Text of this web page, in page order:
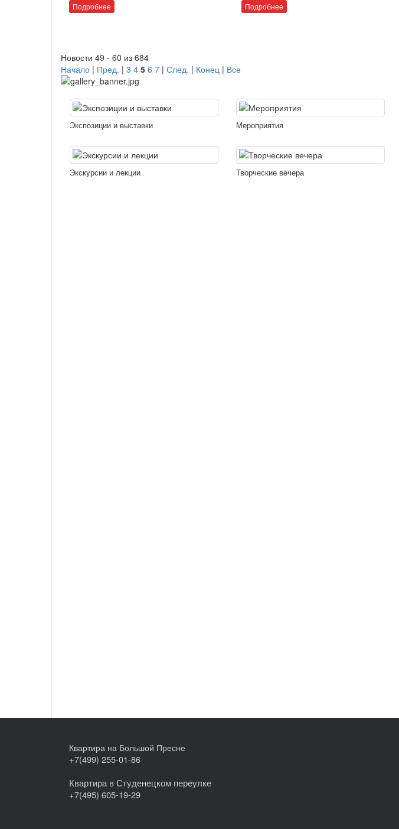
Подробнее Подробнее
Новости 49 - 60 из 684
Начало | Пред. | 3 4 5 6 7 | След. | Конец | Все
Экспозиции и выставки Мероприятия
Экскурсии и лекции Творческие вечера
Квартира на Большой Пресне
+7(499) 255-01-86
Квартира в Студенецком переулке
+7(495) 605-19-29